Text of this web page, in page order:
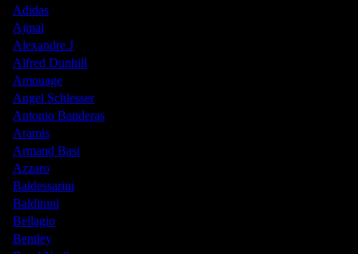
Adidas
Ajmal
Alexandre.J
Alfred Dunhill
Amouage
Angel Schlesser
Antonio Banderas
Aramis
Armand Basi
Azzaro
Baldessarini
Baldinini
Bellagio
Bentley